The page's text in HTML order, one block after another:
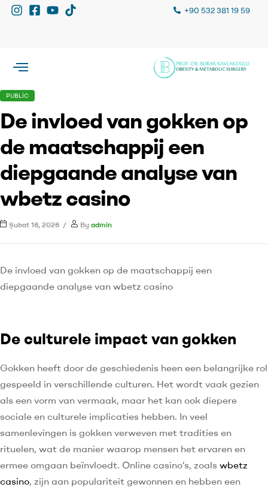
+90 532 381 19 59
PUBLIC
De invloed van gokken op
de maatschappij een
diepgaande analyse van
wbetz casino
Şubat 16, 2026 By admin
De invloed van gokken op de maatschappij een
diepgaande analyse van wbetz casino
De culturele impact van gokken
Gokken heeft door de geschiedenis heen een belangrijke rol
gespeeld in verschillende culturen. Het wordt vaak gezien
als een vorm van vermaak, maar het kan ook diepere
sociale en culturele implicaties hebben. In veel
samenlevingen is gokken verweven met tradities en
rituelen, wat de manier waarop mensen het ervaren en
ermee omgaan beïnvloedt. Online casino’s, zoals wbetz
casino, zijn aan populariteit gewonnen en hebben een